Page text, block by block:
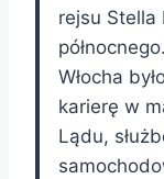
rejsu Stella
Włocha
karierę w
Lądu,